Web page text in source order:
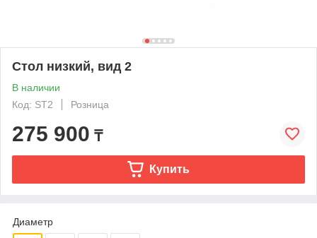
Стол низкий, вид 2
В наличии
Код: ST2
Розница
275 900 ₸
Купить
Диаметр